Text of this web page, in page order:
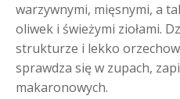
warzywnymi, mięsnymi, a
oliwek i świeżymi ziołami.
strukturze i lekko
sprawdza się w zupach,
makaronowych.